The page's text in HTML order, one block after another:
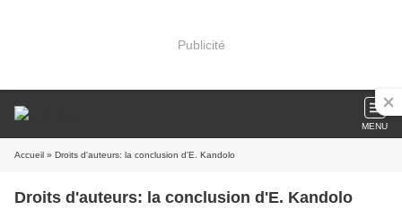
Publicité
MENU
Accueil » Droits d'auteurs: la conclusion d'E. Kandolo
Droits d'auteurs: la conclusion d'E. Kandolo